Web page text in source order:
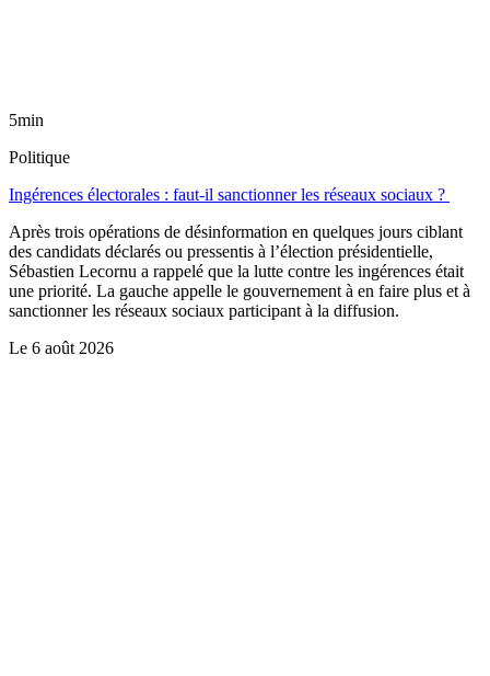
5min
Politique
Ingérences électorales : faut-il sanctionner les réseaux sociaux ?
Après trois opérations de désinformation en quelques jours ciblant
des candidats déclarés ou pressentis à l’élection présidentielle,
Sébastien Lecornu a rappelé que la lutte contre les ingérences était
une priorité. La gauche appelle le gouvernement à en faire plus et à
sanctionner les réseaux sociaux participant à la diffusion.
Le 6 août 2026